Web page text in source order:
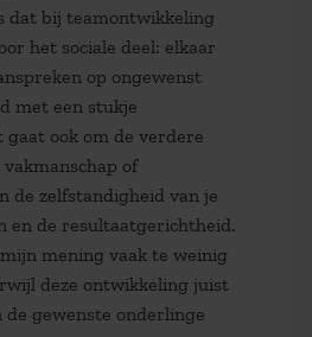
dat bij teamontwikkeling
het sociale deel: elkaar
op ongewenst
met een stukje
gaat ook om de verdere
of
de zelfstandigheid van je
en de resultaatgerichtheid.
mening vaak te weinig
deze ontwikkeling juist
gewenste onderlinge